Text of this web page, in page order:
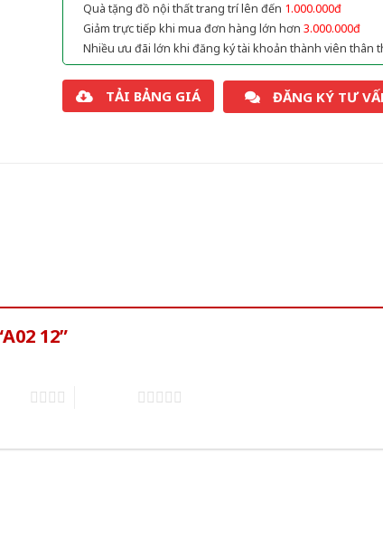
Quà tặng đồ nội thất trang trí lên đến 1.000.000đ
Giảm trực tiếp khi mua đơn hàng lớn hơn 3.000.000đ
Nhiều ưu đãi lớn khi đăng ký tài khoản thành viên thân
TẢI BẢNG GIÁ ĐĂNG KÝ TƯ
12”